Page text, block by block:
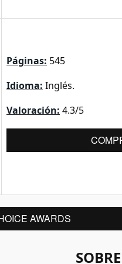
Páginas: 545
Idioma: Inglés.
Valoración: 4.3/5
AWARDS